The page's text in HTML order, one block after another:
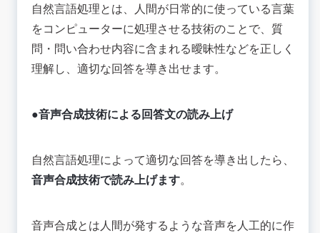
自然言語処理とは、人間が日常的に使っている言葉
をコンピューターに処理させる技術のことで、質
問・問い合わせ内容に含まれる曖昧性などを正しく
理解し、適切な回答を導き出せます。
●音声合成技術による回答文の読み上げ
自然言語処理によって適切な回答を導き出したら、
音声合成技術で読み上げます。
音声合成とは人間が発するような音声を人工的に作